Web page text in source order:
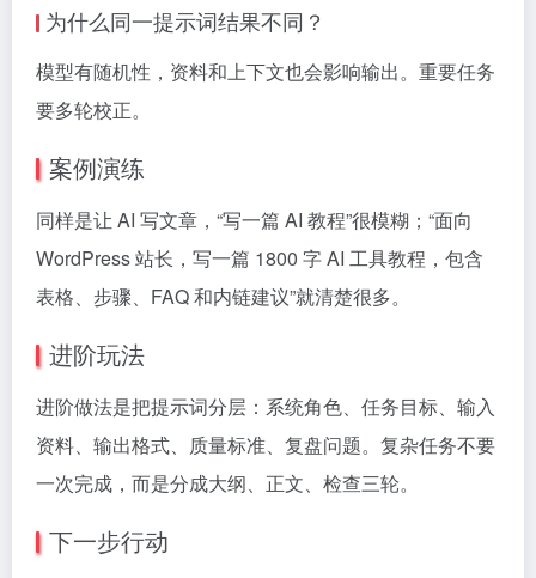
为什么同一提示词结果不同？
模型有随机性，资料和上下文也会影响输出。重要任务
要多轮校正。
案例演练
同样是让 AI 写文章，“写一篇 AI 教程”很模糊；“面向
WordPress 站长，写一篇 1800 字 AI 工具教程，包含
表格、步骤、FAQ 和内链建议”就清楚很多。
进阶玩法
进阶做法是把提示词分层：系统角色、任务目标、输入
资料、输出格式、质量标准、复盘问题。复杂任务不要
一次完成，而是分成大纲、正文、检查三轮。
下一步行动